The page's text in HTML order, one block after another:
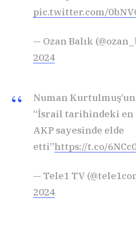
pic.twitter.com/
— Ozan Balık
2024
Numan
“İsrail tarihindeki en
AKP sayesinde elde
etti”https://t.co/
— Tele1 TV
2024